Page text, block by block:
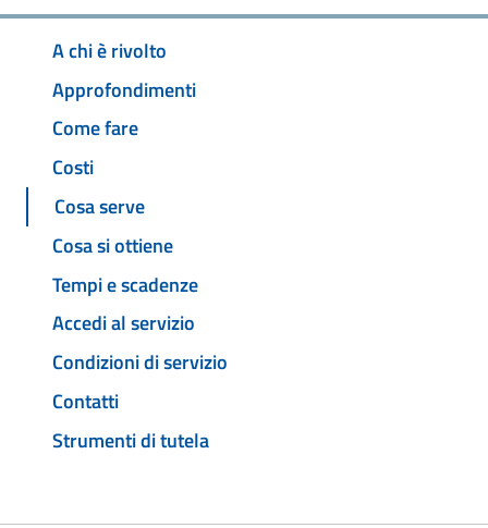
A chi è rivolto
Approfondimenti
Come fare
Costi
Cosa serve
Cosa si ottiene
Tempi e scadenze
Accedi al servizio
Condizioni di servizio
Contatti
Strumenti di tutela